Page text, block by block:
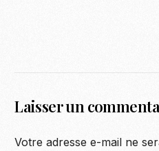
Laisser un
Votre adresse e-mail ne